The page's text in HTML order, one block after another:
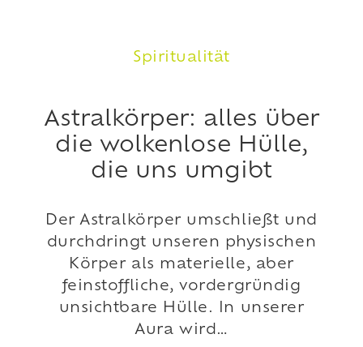
Spiritualität
Astralkörper: alles über
die wolkenlose Hülle,
die uns umgibt
Der Astralkörper umschließt und
durchdringt unseren physischen
Körper als materielle, aber
feinstoffliche, vordergründig
unsichtbare Hülle. In unserer
Aura wird…